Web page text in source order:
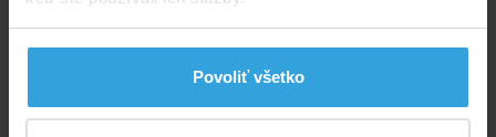
Povoliť všetko